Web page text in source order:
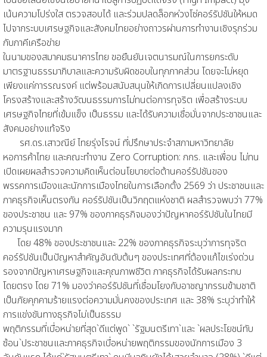
เน้นความโปร่งใส ตรวจสอบได้ และร่วมปลดล็อกห่วงโซ่คอร์รัปชันให้หมด
ไปจากระบบเศรษฐกิจและสังคมไทยอย่างถาวรผ่านการทำงานเชิงรุกร่วม
กับภาคีเครือข่าย
ในนามของสมาคมธนาคารไทย ขอยืนยันเจตนารมณ์ในการยกระดับ
มาตรฐานธรรมาภิบาลและความรับผิดชอบในทุกภาคส่วน โดยจะไม่หยุด
เพียงแค่การรณรงค์ แต่พร้อมสนับสนุนให้เกิดการเปลี่ยนแปลงเชิง
โครงสร้างและสร้างวัฒนธรรมการไม่ทนต่อการทุจริต เพื่อสร้างระบบ
เศรษฐกิจไทยที่เข้มแข็ง เป็นธรรม และได้รับความเชื่อมั่นจากประชาชนและ
สังคมอย่างแท้จริง
รศ.ดร.เสาวณีย์ ไทยรุ่งโรจน์ ที่ปรึกษาประจำสภามหาวิทยาลัย
หอการค้าไทย และคณะทำงาน Zero Corruption: กกร. และเพื่อน ไม่ทน
เปิดเผยผลสำรวจความคิดเห็นต่อนโยบายต่อต้านคอร์รัปชันของ
พรรคการเมืองและนักการเมืองไทยในการเลือกตั้ง 2569 ว่า ประชาชนและ
ภาคธุรกิจเห็นตรงกัน คอร์รัปชันเป็นวิกฤตแห่งชาติ ผลสำรวจพบว่า 77%
ของประชาชน และ 97% ของภาคธุรกิจมองว่าปัญหาคอร์รัปชันในไทยมี
ความรุนแรงมาก
โดย 48% ของประชาชนและ 22% ของภาคธุรกิจระบุว่าการทุจริต
คอร์รัปชันเป็นปัญหาสำคัญอันดับต้นๆ ของประเทศที่ต้องแก้ไขเร่งด่วน
รองจากปัญหาเศรษฐกิจและคุณภาพชีวิต ภาคธุรกิจได้รับผลกระทบ
โดยตรง โดย 71% มองว่าคอร์รัปชันที่เชื่อมโยงกับอาชญากรรมข้ามชาติ
เป็นภัยคุกคามร้ายแรงต่อความมั่นคงของประเทศ และ 38% ระบุว่าทำให้
การแข่งขันทางธุรกิจไม่เป็นธรรม
พฤติกรรมที่เบื่อหน่ายที่สุด`ดีแต่พูด` `รัฐมนตรีเทา`และ `ผลประโยชน์ทับ
ซ้อน`ประชาชนและภาคธุรกิจเบื่อหน่ายพฤติกรรมของนักการเมือง 3